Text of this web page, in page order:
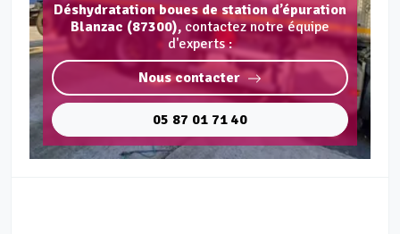
Déshydratation boues de station d’épuration
Blanzac (87300), contactez notre équipe
d'experts :
Nous contacter
05 87 01 71 40